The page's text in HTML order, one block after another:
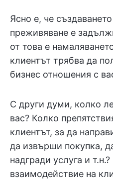
Ясно е, че
преживяване е
от това е
клиентът трябва да
бизнес отношения с
С други думи, колко
вас? Колко
клиентът, за да
да извърши покупка,
надгради услуга и
взаимодействие на